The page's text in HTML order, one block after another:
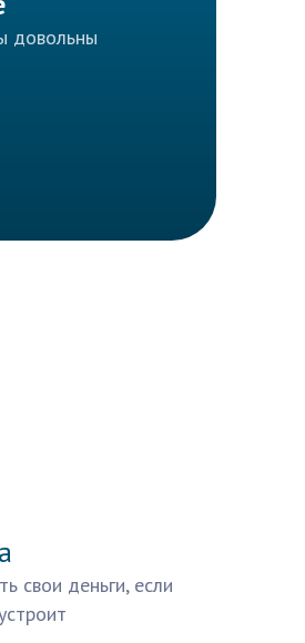
довольны
свои деньги, если